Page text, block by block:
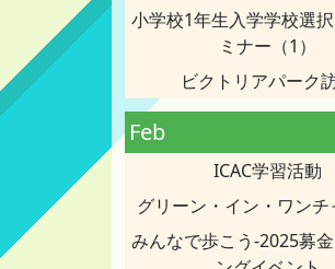
小学校1年生入学学校選
ミナー（1）
ビクトリアパーク
Feb
ICAC学習活動
グリーン・イン・ワンチ
みんなで歩こう-2025募